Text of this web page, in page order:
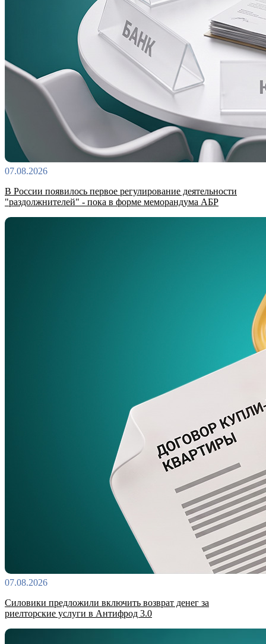
07.08.2026
В России появилось первое регулирование деятельности
"раздолжнителей" - пока в форме меморандума АБР
07.08.2026
Силовики предложили включить возврат денег за
риелторские услуги в Антифрод 3.0